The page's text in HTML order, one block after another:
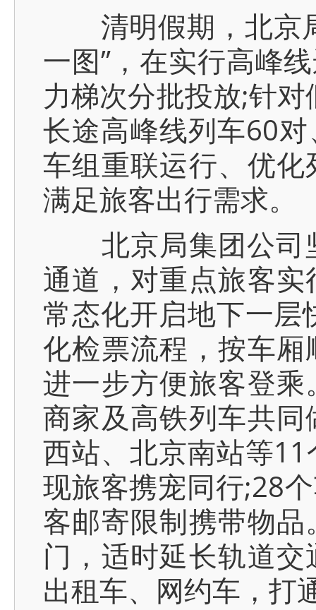
清明假期，北京局
一图”，在实行高峰
力梯次分批投放;针
长途高峰线列车60
车组重联运行、优
满足旅客出行需求。
北京局集团公司
通道，对重点旅客
常态化开启地下一
化检票流程，按车
进一步方便旅客登
商家及高铁列车共
西站、北京南站等
现旅客携宠同行;28
客邮寄限制携带物
门，适时延长轨道
出租车、网约车，打